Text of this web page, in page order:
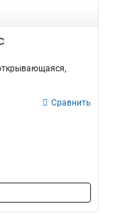
Сравнить